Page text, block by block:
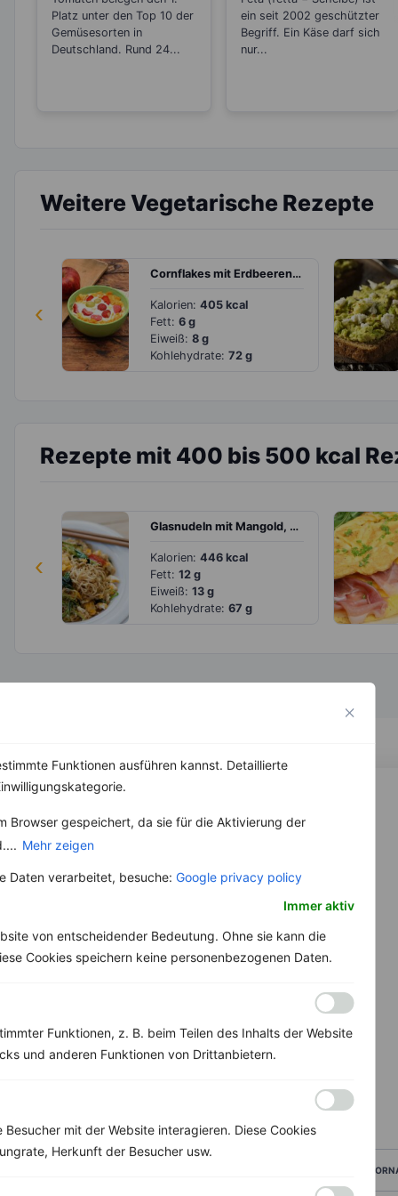
Funktionen ausführen kannst. Detaillierte
Browser gespeichert, da sie für die Aktivierung der
Mehr zeigen
Daten verarbeitet, besuche: Google privacy policy
Immer aktiv
von entscheidender Bedeutung. Ohne sie kann die
Cookies speichern keine personenbezogenen Daten.
Funktionen, z. B. beim Teilen des Inhalts der Website
und anderen Funktionen von Drittanbietern.
mit der Website interagieren. Diese Cookies
Herkunft der Besucher usw.
Einkochen?
Platz unter den Top 10 der
Gemüsesorten in
Deutschland. Rund 24...
und Balkankäse
ein seit 2002 geschützter
Begriff. Ein Käse darf sich
nur...
Weitere Vegetarische Rezepte
‹
Cornflakes mit Erdbeeren, Weintrauben, Kiwi und Apfel
Kalorien: 405 kcal
Fett: 6 g
Eiweiß: 8 g
Kohlehydrate: 72 g
Rezepte mit 400 bis 500 kcal
‹
Glasnudeln mit Mangold, Kirschtomaten in Soja-Honig-Marinade
Kalorien: 446 kcal
Fett: 12 g
Eiweiß: 13 g
Kohlehydrate: 67 g